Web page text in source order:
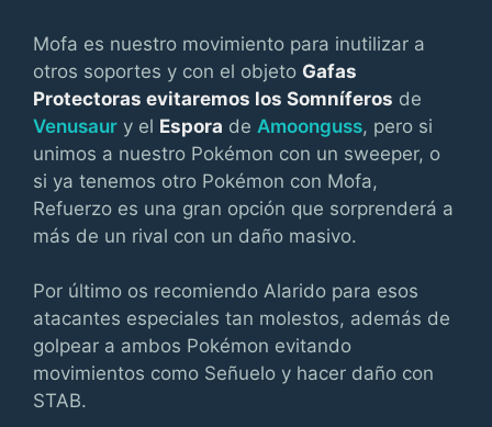
Mofa es nuestro movimiento para inutilizar a
otros soportes y con el objeto Gafas
Protectoras evitaremos los Somníferos de
Venusaur y el Espora de Amoonguss, pero si
unimos a nuestro Pokémon con un sweeper, o
si ya tenemos otro Pokémon con Mofa,
Refuerzo es una gran opción que sorprenderá a
más de un rival con un daño masivo.
Por último os recomiendo Alarido para esos
atacantes especiales tan molestos, además de
golpear a ambos Pokémon evitando
movimientos como Señuelo y hacer daño con
STAB.